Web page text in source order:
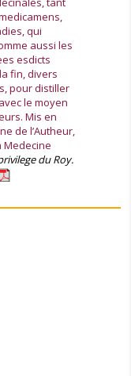
qui
aussi les
esdicts
fin, divers
pour distiller
le moyen
Mis en
de l’Autheur,
Medecine
du Roy.